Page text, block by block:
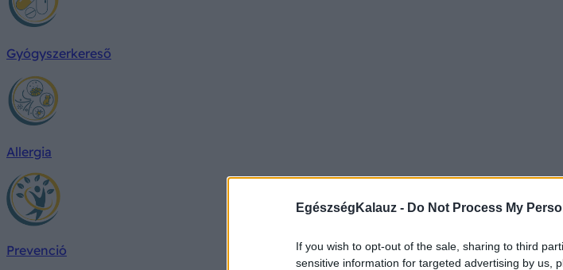
EgészségKalauz - Do Not Process My
If you wish to opt-out of the sale, sharing to third
sensitive information for targeted advertising by us,
Gyógyszerkereső
Allergia
Prevenció